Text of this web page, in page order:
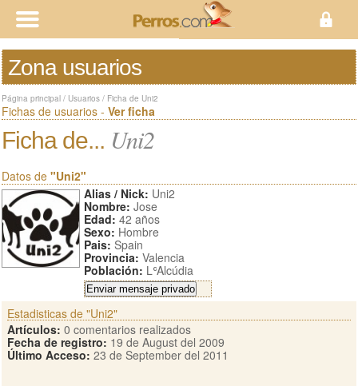
Zona usuarios
Página principal / Usuarios / Ficha de Uni2
Fichas de usuarios - Ver ficha
Ficha de... Uni2
Datos de "Uni2"
Alias / Nick: Uni2
Nombre: Jose
Edad: 42 años
Sexo: Hombre
Pais: Spain
Provincia: Valencia
Población: LʿAlcúdia
Estadisticas de "Uni2"
Artículos: 0 comentarios realizados
Fecha de registro: 19 de August del 2009
Último Acceso: 23 de September del 2011